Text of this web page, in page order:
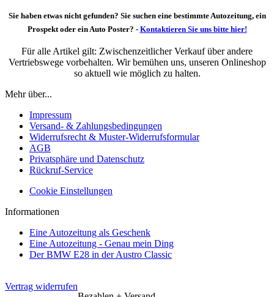
Sie haben etwas nicht gefunden? Sie suchen eine bestimmte Autozeitung, ein
Prospekt oder ein Auto Poster? - Kontaktieren Sie uns bitte hier!
Für alle Artikel gilt: Zwischenzeitlicher Verkauf über andere
Vertriebswege vorbehalten. Wir bemühen uns, unseren Onlineshop
so aktuell wie möglich zu halten.
Mehr über...
Impressum
Versand- & Zahlungsbedingungen
Widerrufsrecht & Muster-Widerrufsformular
AGB
Privatsphäre und Datenschutz
Rückruf-Service
Cookie Einstellungen
Informationen
Eine Autozeitung als Geschenk
Eine Autozeitung - Genau mein Ding
Der BMW E28 in der Austro Classic
Vertrag widerrufen